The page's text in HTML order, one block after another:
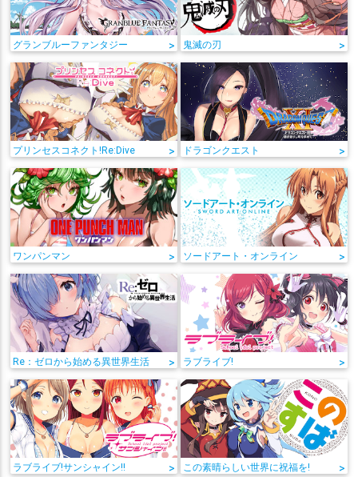
グランブルーファンタジー > 鬼滅の刃 >
プリンセスコネクト!Re:Dive > ドラゴンクエスト >
ワンパンマン > ソードアート・オンライン >
Re：ゼロから始める異世界生活 > ラブライブ! >
ラブライブ!サンシャイン!! > この素晴らしい世界に祝福を! >